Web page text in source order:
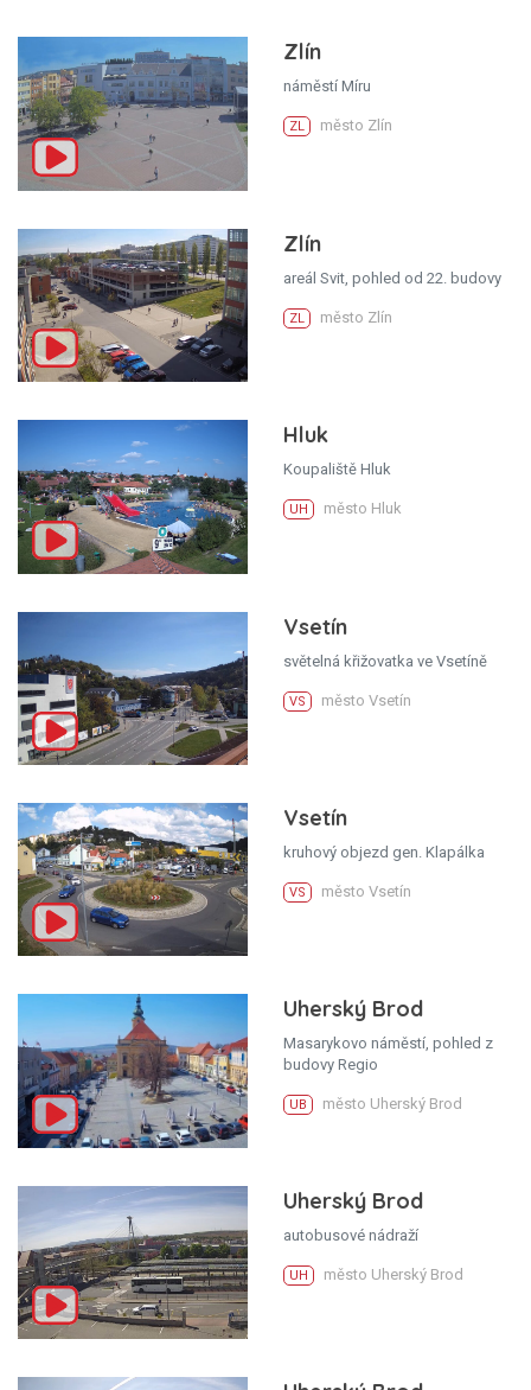
Zlín
náměstí Míru
ZL město Zlín
Zlín
areál Svit, pohled od 22. budovy
ZL město Zlín
Hluk
Koupaliště Hluk
UH město Hluk
Vsetín
světelná křižovatka ve Vsetíně
VS město Vsetín
Vsetín
kruhový objezd gen. Klapálka
VS město Vsetín
Uherský Brod
Masarykovo náměstí, pohled z
budovy Regio
UB město Uherský Brod
Uherský Brod
autobusové nádraží
UH město Uherský Brod